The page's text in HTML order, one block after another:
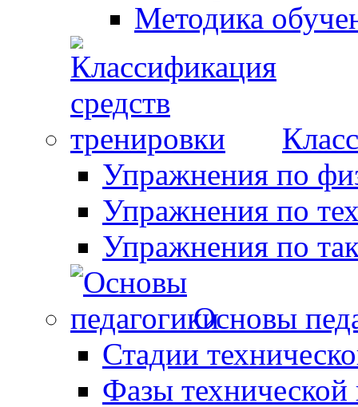
Методика
Упражнения по
Упражнения по
Упражнения по
Основы
Стадии
Фазы технической